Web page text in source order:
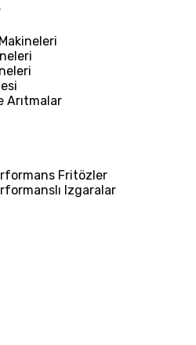
Arıtmalar
Fritözler
Izgaralar